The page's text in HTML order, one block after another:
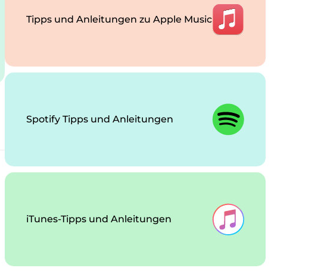
Tipps und Anleitungen zu Apple Music
Spotify Tipps und Anleitungen
iTunes-Tipps und Anleitungen